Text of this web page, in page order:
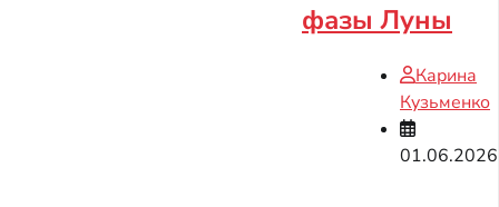
фазы Луны
Карина
Кузьменко
01.06.2026